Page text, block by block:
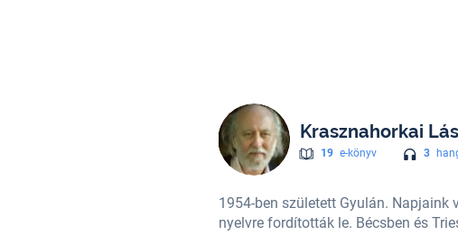
Krasznahorkai
19 e-könyv 3
1954-ben született Gyulán.
nyelvre fordították le. Bécsben és